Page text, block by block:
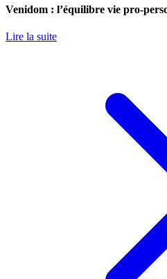
Venidom : l’équilibre vie pro-
Lire la suite